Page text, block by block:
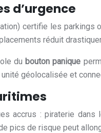
d’urgence
certifie les
réduit
du bouton panique
géolocalisée et
accrus : piraterie
pics de risque peut